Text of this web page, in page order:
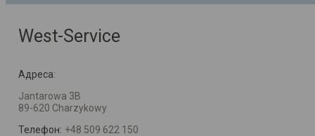
West-Service
Адреса:
Jantarowa 3B
89-620 Charzykowy
Телефон: +48 509 622 150